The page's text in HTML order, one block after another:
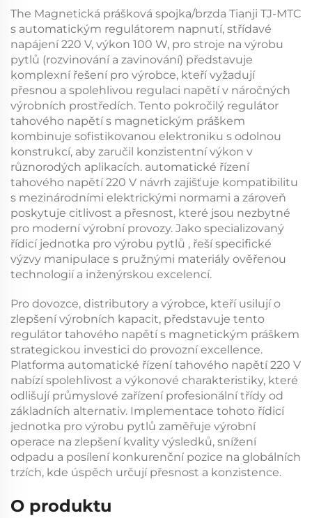
The Magnetická prášková spojka/brzda Tianji TJ-MTC
s automatickým regulátorem napnutí, střídavé
napájení 220 V, výkon 100 W, pro stroje na výrobu
pytlů (rozvinování a zavinování) představuje
komplexní řešení pro výrobce, kteří vyžadují
přesnou a spolehlivou regulaci napětí v náročných
výrobních prostředích. Tento pokročilý regulátor
tahového napětí s magnetickým práškem
kombinuje sofistikovanou elektroniku s odolnou
konstrukcí, aby zaručil konzistentní výkon v
různorodých aplikacích. automatické řízení
tahového napětí 220 V návrh zajišťuje kompatibilitu
s mezinárodními elektrickými normami a zároveň
poskytuje citlivost a přesnost, které jsou nezbytné
pro moderní výrobní provozy. Jako specializovaný
řídicí jednotka pro výrobu pytlů , řeší specifické
výzvy manipulace s pružnými materiály ověřenou
technologií a inženýrskou excelencí.
Pro dovozce, distributory a výrobce, kteří usilují o
zlepšení výrobních kapacit, představuje tento
regulátor tahového napětí s magnetickým práškem
strategickou investici do provozní excellence.
Platforma automatické řízení tahového napětí 220 V
nabízí spolehlivost a výkonové charakteristiky, které
odlišují průmyslové zařízení profesionální třídy od
základních alternativ. Implementace tohoto řídicí
jednotka pro výrobu pytlů zaměřuje výrobní
operace na zlepšení kvality výsledků, snížení
odpadu a posílení konkurenční pozice na globálních
trzích, kde úspěch určují přesnost a konzistence.
O produktu